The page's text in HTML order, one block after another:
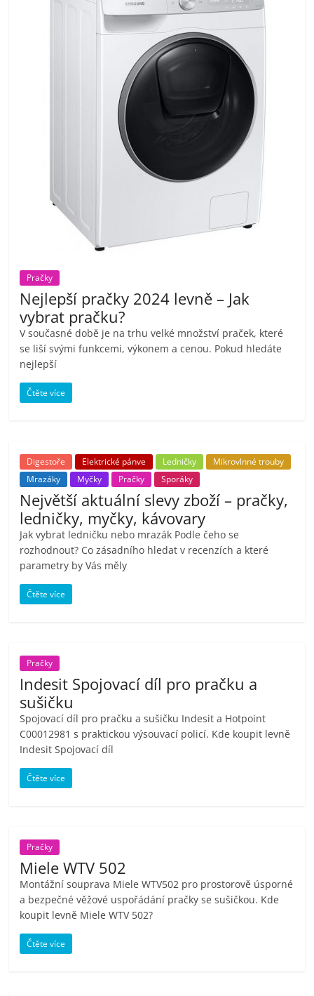
pračky,
televize,
notebooky,
mobilní
telefony,
kávovary,
bazény
Nejlepší
elektronika
porovnání
Elektro
OK,
recenze,
pračky,
televize,
telefony,
kávovary,
bazény
Pračky
Nejlepší pračky 2024 levně – Jak
vybrat pračku?
V současné době je na trhu velké množství praček, které
se liší svými funkcemi, výkonem a cenou. Pokud hledáte
nejlepší
Čtěte více
Digestoře Elektrické pánve Ledničky
Mikrovlnné trouby
Mrazáky
Myčky Pračky Sporáky
Největší aktuální slevy zboží – pračky,
ledničky, myčky, kávovary
Jak vybrat ledničku nebo mrazák Podle čeho se
rozhodnout? Co zásadního hledat v recenzích a které
parametry by Vás měly
Čtěte více
Pračky
Indesit Spojovací díl pro pračku a
sušičku
Spojovací díl pro pračku a sušičku Indesit a Hotpoint
C00012981 s praktickou výsouvací policí. Kde koupit levně
Indesit Spojovací díl
Čtěte více
Pračky
Miele WTV 502
Montážní souprava Miele WTV502 pro prostorově úsporné
a bezpečné věžové uspořádání pračky se sušičkou. Kde
koupit levně Miele WTV 502?
Čtěte více